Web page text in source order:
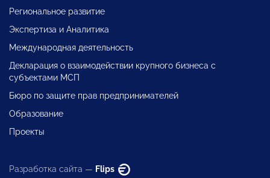
Региональное развитие
Экспертиза и Аналитика
Международная деятельность
Декларация о взаимодействии крупного бизнеса с
субъектами МСП
Бюро по защите прав предпринимателей
Образование
Проекты
Разработка сайта — Flips